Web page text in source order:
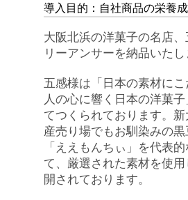
導入目的：自社商品の栄養
大阪北浜の洋菓子の名店、
リーアンサーを納品いたし
五感様は「日本の素材に
人の心に響く日本の洋菓
てつくられております。
産売り場でもお馴染みの黒
「ええもんちぃ」を代表
て、厳選された素材を使
開されております。